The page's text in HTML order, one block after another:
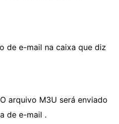
de e-mail na caixa que diz
arquivo M3U ​​será enviado
de e-mail .